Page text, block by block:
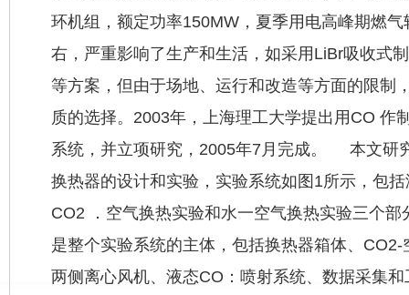
环机组，额定功率150MW，夏季用电高峰期燃
右，严重影响了生产和生活，如采用LiBr吸收式
等方案，但由于场地、运行和改造等方面的限制
质的选择。2003年，上海理工大学提出用CO 作
系统，并立项研究，2005年7月完成。 本文研
换热器的设计和实验，实验系统如图1所示，包
CO2 ．空气换热实验和水一空气换热实验三个
是整个实验系统的主体，包括换热器箱体、
两侧离心风机、液态CO：喷射系统、数据采集